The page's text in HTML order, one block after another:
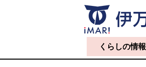
くらしの情報